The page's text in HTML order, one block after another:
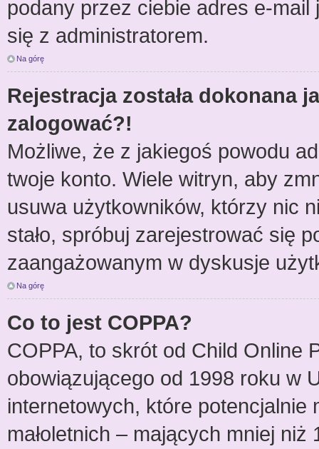
podany przez ciebie adres e-mail
się z administratorem.
Na górę
Rejestracja została dokonana
zalogować?!
Możliwe, że z jakiegoś powodu
twoje konto. Wiele witryn, aby
usuwa użytkowników, którzy nic
stało, spróbuj zarejestrować się
zaangażowanym w dyskusje
Na górę
Co to jest COPPA?
COPPA, to skrót od Child Online
obowiązującego od 1998 roku w
internetowych, które
małoletnich – mających mniej